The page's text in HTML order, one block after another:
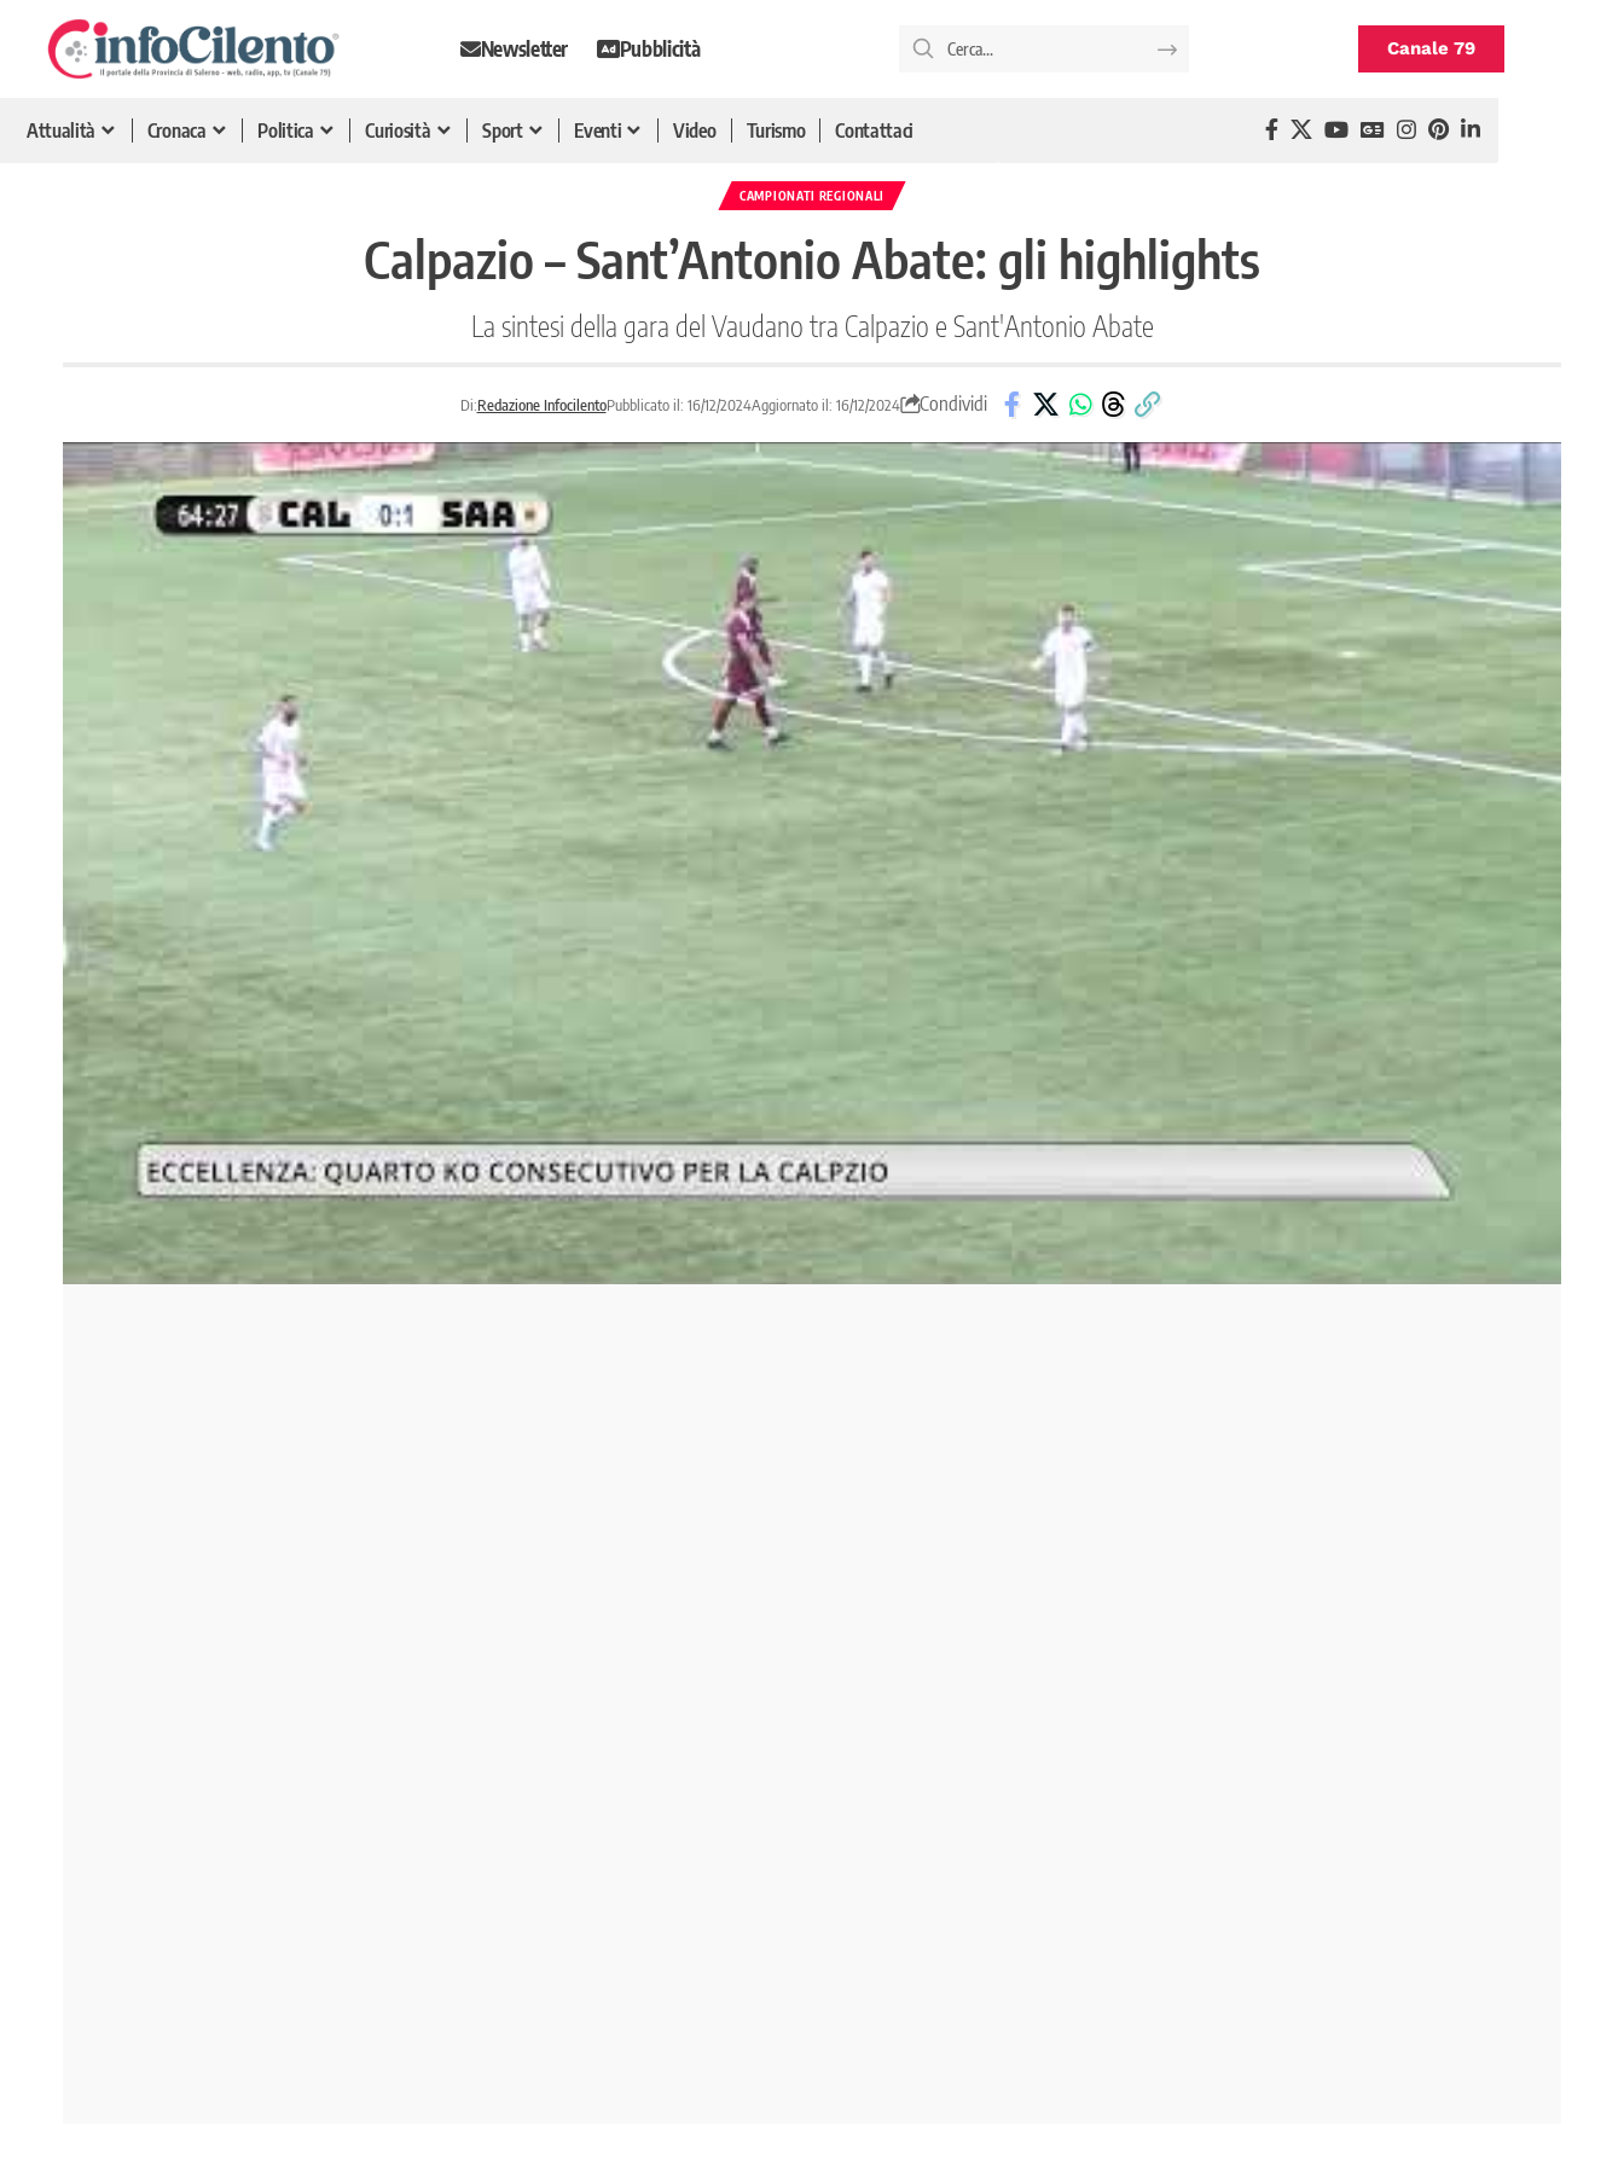
Newsletter Pubblicità Canale 79
Attualità Cronaca Politica Curiosità Sport Eventi Video Turismo Contattaci
CAMPIONATI REGIONALI
Calpazio – Sant’Antonio Abate: gli highlights
La sintesi della gara del Vaudano tra Calpazio e Sant'Antonio Abate
Di:Redazione InfocilentoPubblicato il: 16/12/2024Aggiornato il: 16/12/2024 Condividi